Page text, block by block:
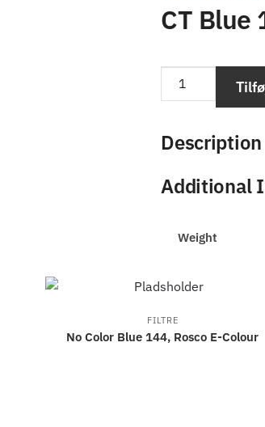
CT Blue
Description
Additional
Weight
FILTRE
No Color Blue 144, Rosco E-Colour